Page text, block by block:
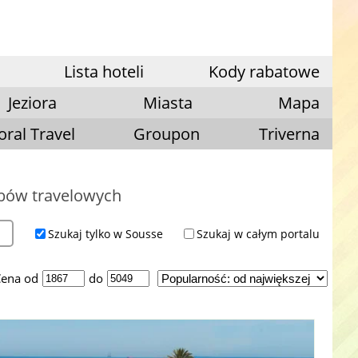
Lista hoteli
Kody rabatowe
Jeziora
Miasta
Mapa
Travel
Groupon Triverna
travelowych
Szukaj tylko w Sousse Szukaj w całym portalu
od do